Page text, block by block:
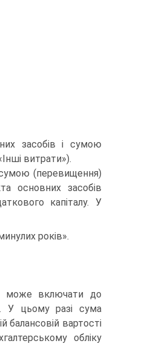
засобів і сумою
витрати»).
сумою (перевищення)
основних засобів
капіталу. У
років».
може включати до
У цьому разі сума
балансовій вартості
обліку